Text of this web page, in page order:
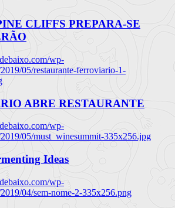
CLIFFS PREPARA-SE
wp-
05/restaurante-ferroviario-1-
ABRE RESTAURANTE
wp-
05/must_winesummit-335x256.jpg
Ideas
wp-
04/sem-nome-2-335x256.png